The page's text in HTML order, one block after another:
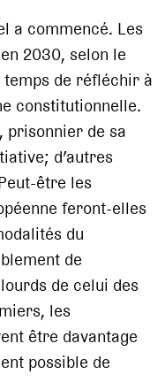
a commencé. Les
2030, selon le
de réfléchir à
constitutionnelle.
prisonnier de sa
d’autres
être les
feront-elles
du
de
de celui des
les
être davantage
possible de